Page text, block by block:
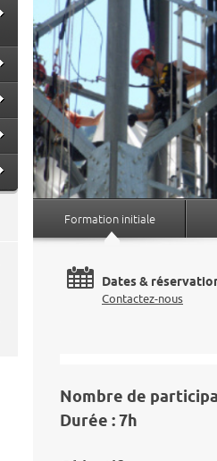
Formation initiale
Dates &
Contactez-nous
Nombre de
Durée :7h